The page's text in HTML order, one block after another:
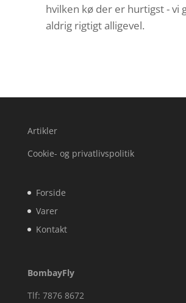
hvilken kø der er hurtigst - vi
aldrig rigtigt alligevel.
Artikler
Cookie- og privatlivspolitik
Forside
Varer
Kontakt
BombayFly
Tlf: 7876 8672